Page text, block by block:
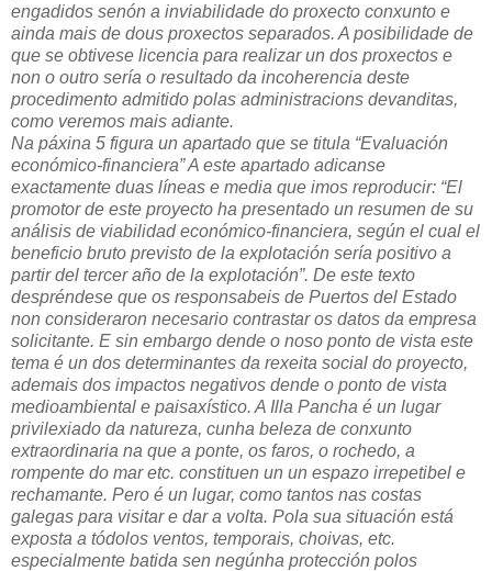
engadidos senón a inviabilidade do proxecto conxunto e
ainda mais de dous proxectos separados. A posibilidade de
que se obtivese licencia para realizar un dos proxectos e
non o outro sería o resultado da incoherencia deste
procedimento admitido polas administracions devanditas,
como veremos mais adiante.
Na páxina 5 figura un apartado que se titula “Evaluación
económico-financiera” A este apartado adicanse
exactamente duas líneas e media que imos reproducir: “El
promotor de este proyecto ha presentado un resumen de su
análisis de viabilidad económico-financiera, según el cual el
beneficio bruto previsto de la explotación sería positivo a
partir del tercer año de la explotación”. De este texto
despréndese que os responsabeis de Puertos del Estado
non consideraron necesario contrastar os datos da empresa
solicitante. E sin embargo dende o noso ponto de vista este
tema é un dos determinantes da rexeita social do proyecto,
ademais dos impactos negativos dende o ponto de vista
medioambiental e paisaxístico. A Illa Pancha é un lugar
privilexiado da natureza, cunha beleza de conxunto
extraordinaria na que a ponte, os faros, o rochedo, a
rompente do mar etc. constituen un un espazo irrepetibel e
rechamante. Pero é un lugar, como tantos nas costas
galegas para visitar e dar a volta. Pola sua situación está
exposta a tódolos ventos, temporais, choivas, etc.
especialmente batida sen negúnha protección polos